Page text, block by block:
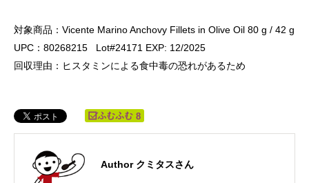
対象商品：Vicente Marino Anchovy Fillets in Olive Oil 80 g / 42 g
UPC：80268215 Lot#24171 EXP: 12/2025
回収理由：ヒスタミンによる食中毒の恐れがあるため
8
Author クミタスさん